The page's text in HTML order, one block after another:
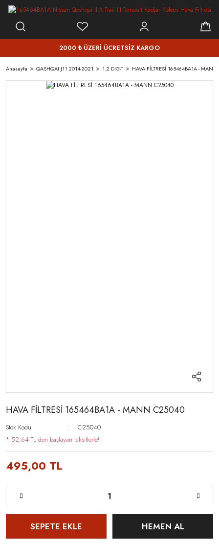
2000 ₺ ÜZERİ ÜCRETSİZ KARGO
Anasayfa QASHQAI J11 2014-2021 1.2 DIG-T HAVA FİLTRESİ 165464BA1A -
HAVA FİLTRESİ 165464BA1A - MANN C25040
Stok Kodu
C25040
* 52,64 TL den başlayan taksitlerle!
495,00 TL
SEPETE EKLE HEMEN AL